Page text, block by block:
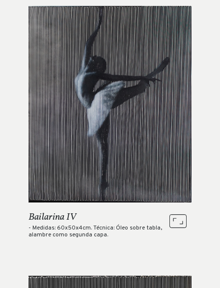
Bailarina IV
- Medidas: 60x50x4cm. Técnica: Óleo sobre tabla,
alambre como segunda capa.